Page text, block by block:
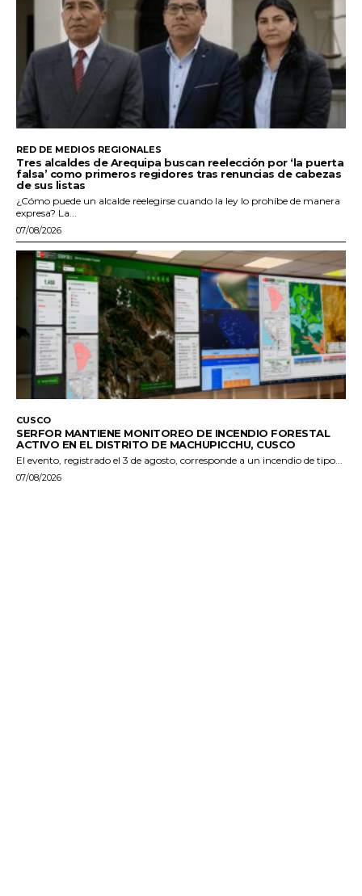
RED DE MEDIOS REGIONALES
Tres alcaldes de Arequipa buscan reelección por ‘la puerta
falsa’ como primeros regidores tras renuncias de cabezas
de sus listas
¿Cómo puede un alcalde reelegirse cuando la ley lo prohíbe de manera
expresa? La...
07/08/2026
CUSCO
SERFOR MANTIENE MONITOREO DE INCENDIO FORESTAL
ACTIVO EN EL DISTRITO DE MACHUPICCHU, CUSCO
El evento, registrado el 3 de agosto, corresponde a un incendio de tipo...
07/08/2026